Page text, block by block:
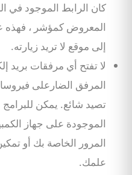
المعروض كمؤشر ، فهذه
إلى موقع لا تريد زيارته.
لا تفتح أي مرفقات بريد
المرفق الضارعلى
تصيد شائع. يمكن للبرامج
الموجودة على جهاز
المرور الخاصة بك أو
علمك.